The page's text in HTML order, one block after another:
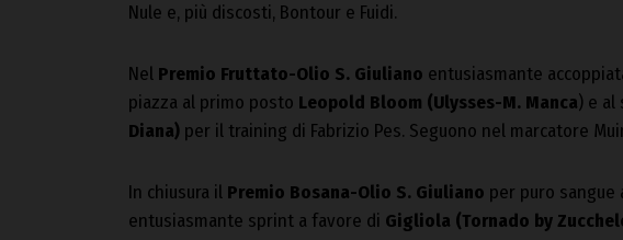
Nule e, più discosti, Bontour e Fuidi.
Nel Premio Fruttato-Olio S. Giuliano entusiasmante
piazza al primo posto Leopold Bloom (Ulysses-M. Manca) e al
Diana) per il training di Fabrizio Pes. Seguono nel marcatore
In chiusura il Premio Bosana-Olio S. Giuliano per puro sangue
entusiasmante sprint a favore di Gigliola (Tornado by